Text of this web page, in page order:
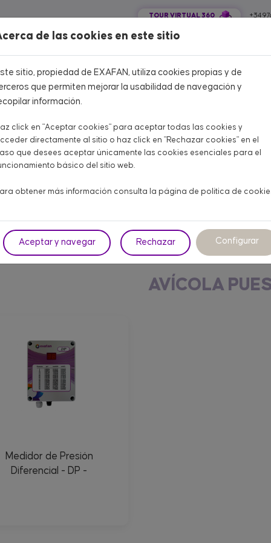
TOUR VIRTUAL 360 +34
CARNE
Home CATÁLOGO PRODUCTOS
CATÁLOGO PRODUCTOS
Aquí encontrarás todo lo que necesitas para tu granja
AVÍCOLA PUESTA PORCINO
AVÍCOLA
Medidor de Presión
Diferencial - DP -
de las cookies en este sitio
sitio, propiedad de EXAFAN, utiliza cookies propias y de
que permiten mejorar la usabilidad de navegación y
información.
click en "Aceptar cookies" para aceptar todas las cookies y
directamente al sitio o haz click en "Rechazar cookies" en el
que desees aceptar únicamente las cookies esenciales para el
básico del sitio web.
obtener más información consulta la página de política de
Aceptar y navegar Rechazar Configurar